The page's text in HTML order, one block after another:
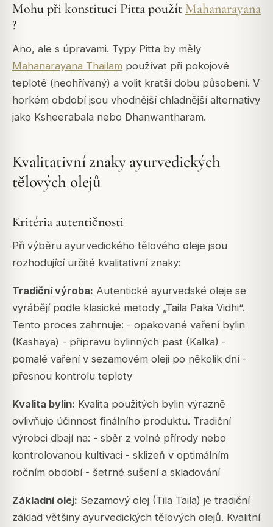
Mohu při konstituci Pitta použít Mahanarayana
?
Ano, ale s úpravami. Typy Pitta by měly
Mahanarayana Thailam používat při pokojové
teplotě (neohřívaný) a volit kratší dobu působení. V
horkém období jsou vhodnější chladnější alternativy
jako Ksheerabala nebo Dhanwantharam.
Kvalitativní znaky ayurvedických
tělových olejů
Kritéria autentičnosti
Při výběru ayurvedického tělového oleje jsou
rozhodující určité kvalitativní znaky:
Tradiční výroba: Autentické ayurvedské oleje se
vyrábějí podle klasické metody „Taila Paka Vidhi“.
Tento proces zahrnuje: - opakované vaření bylin
(Kashaya) - přípravu bylinných past (Kalka) -
pomalé vaření v sezamovém oleji po několik dní -
přesnou kontrolu teploty
Kvalita bylin: Kvalita použitých bylin výrazně
ovlivňuje účinnost finálního produktu. Tradiční
výrobci dbají na: - sběr z volné přírody nebo
kontrolovanou kultivaci - sklizeň v optimálním
ročním období - šetrné sušení a skladování
Základní olej: Sezamový olej (Tila Taila) je tradiční
základ většiny ayurvedických tělových olejů. Kvalitní